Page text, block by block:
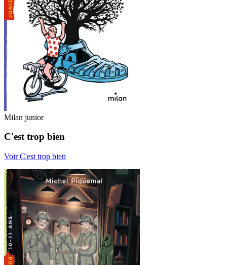
Milan junior
C'est trop bien
Voir C'est trop bien